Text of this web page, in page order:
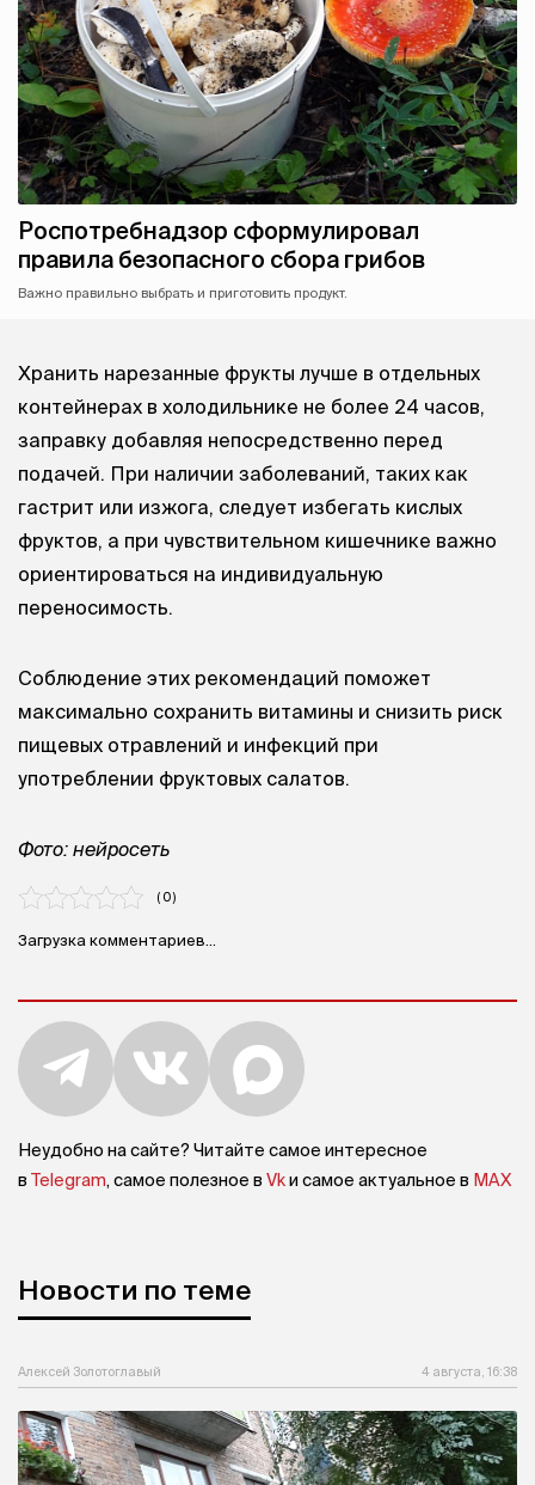
Роспотребнадзор сформулировал
правила безопасного сбора грибов
Важно правильно выбрать и приготовить продукт.
Хранить нарезанные фрукты лучше в отдельных
контейнерах в холодильнике не более 24 часов,
заправку добавляя непосредственно перед
подачей. При наличии заболеваний, таких как
гастрит или изжога, следует избегать кислых
фруктов, а при чувствительном кишечнике важно
ориентироваться на индивидуальную
переносимость.
Соблюдение этих рекомендаций поможет
максимально сохранить витамины и снизить риск
пищевых отравлений и инфекций при
употреблении фруктовых салатов.
Фото: нейросеть
( 0 )
Загрузка комментариев...
Неудобно на сайте? Читайте самое интересное
в Telegram, самое полезное в Vkи самое актуальное в MAX
Новости по теме
Алексей Золотоглавый 4 августа, 16:38